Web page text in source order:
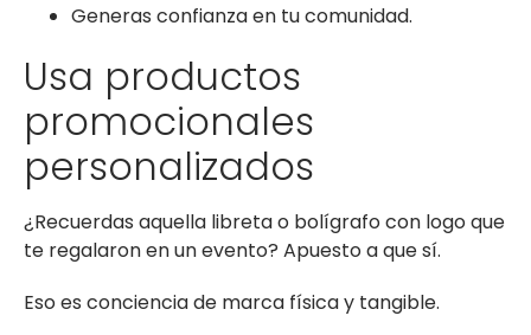
Generas confianza en tu comunidad.
Usa productos
promocionales
personalizados
¿Recuerdas aquella libreta o bolígrafo con logo que
te regalaron en un evento? Apuesto a que sí.
Eso es conciencia de marca física y tangible.